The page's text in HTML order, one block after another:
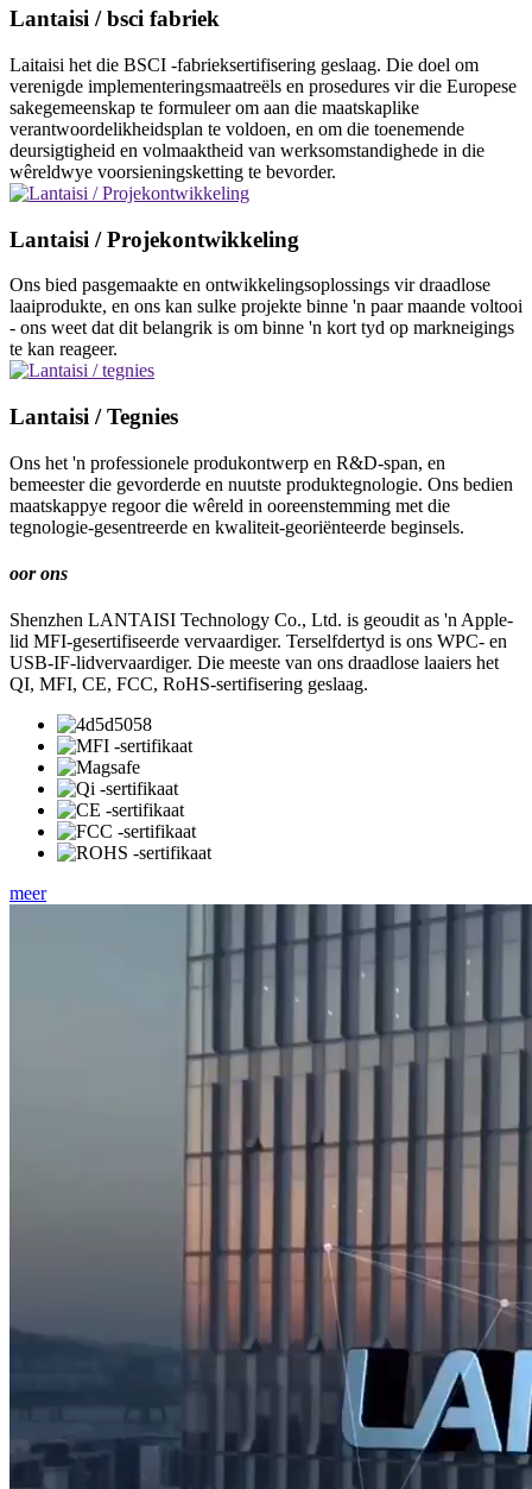
Lantaisi / bsci fabriek
Laitaisi het die BSCI -fabrieksertifisering geslaag. Die doel om
verenigde implementeringsmaatreëls en prosedures vir die Europese
sakegemeenskap te formuleer om aan die maatskaplike
verantwoordelikheidsplan te voldoen, en om die toenemende
deursigtigheid en volmaaktheid van werksomstandighede in die
wêreldwye voorsieningsketting te bevorder.
Lantaisi / Projekontwikkeling
Ons bied pasgemaakte en ontwikkelingsoplossings vir draadlose
laaiprodukte, en ons kan sulke projekte binne 'n paar maande voltooi
- ons weet dat dit belangrik is om binne 'n kort tyd op markneigings
te kan reageer.
Lantaisi / Tegnies
Ons het 'n professionele produkontwerp en R&D-span, en
bemeester die gevorderde en nuutste produktegnologie. Ons bedien
maatskappye regoor die wêreld in ooreenstemming met die
tegnologie-gesentreerde en kwaliteit-georiënteerde beginsels.
oor ons
Shenzhen LANTAISI Technology Co., Ltd. is geoudit as 'n Apple-
lid MFI-gesertifiseerde vervaardiger. Terselfdertyd is ons WPC- en
USB-IF-lidvervaardiger. Die meeste van ons draadlose laaiers het
QI, MFI, CE, FCC, RoHS-sertifisering geslaag.
meer